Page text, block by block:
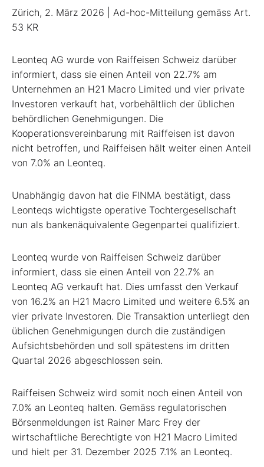
Zürich, 2. März 2026 | Ad-hoc-Mitteilung gemäss Art.
53 KR
Leonteq AG wurde von Raiffeisen Schweiz darüber
informiert, dass sie einen Anteil von 22.7% am
Unternehmen an H21 Macro Limited und vier private
Investoren verkauft hat, vorbehältlich der üblichen
behördlichen Genehmigungen. Die
Kooperationsvereinbarung mit Raiffeisen ist davon
nicht betroffen, und Raiffeisen hält weiter einen Anteil
von 7.0% an Leonteq.
Unabhängig davon hat die FINMA bestätigt, dass
Leonteqs wichtigste operative Tochtergesellschaft
nun als bankenäquivalente Gegenpartei qualifiziert.
Leonteq wurde von Raiffeisen Schweiz darüber
informiert, dass sie einen Anteil von 22.7% an
Leonteq AG verkauft hat. Dies umfasst den Verkauf
von 16.2% an H21 Macro Limited und weitere 6.5% an
vier private Investoren. Die Transaktion unterliegt den
üblichen Genehmigungen durch die zuständigen
Aufsichtsbehörden und soll spätestens im dritten
Quartal 2026 abgeschlossen sein.
Raiffeisen Schweiz wird somit noch einen Anteil von
7.0% an Leonteq halten. Gemäss regulatorischen
Börsenmeldungen ist Rainer Marc Frey der
wirtschaftliche Berechtigte von H21 Macro Limited
und hielt per 31. Dezember 2025 7.1% an Leonteq.